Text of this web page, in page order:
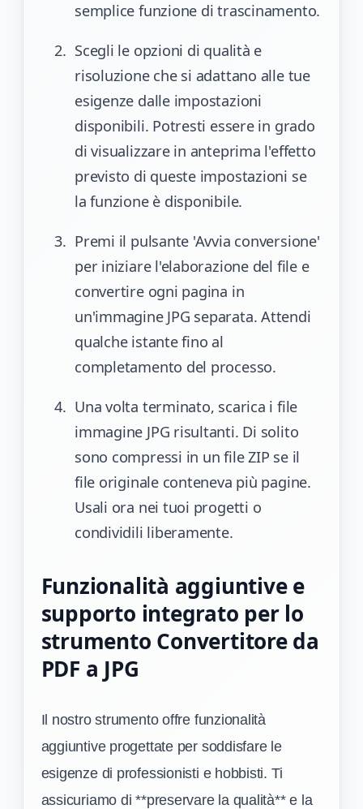
semplice funzione di trascinamento.
Scegli le opzioni di qualità e
risoluzione che si adattano alle tue
esigenze dalle impostazioni
disponibili. Potresti essere in grado
di visualizzare in anteprima l'effetto
previsto di queste impostazioni se
la funzione è disponibile.
Premi il pulsante 'Avvia conversione'
per iniziare l'elaborazione del file e
convertire ogni pagina in
un'immagine JPG separata. Attendi
qualche istante fino al
completamento del processo.
Una volta terminato, scarica i file
immagine JPG risultanti. Di solito
sono compressi in un file ZIP se il
file originale conteneva più pagine.
Usali ora nei tuoi progetti o
condividili liberamente.
Funzionalità aggiuntive e
supporto integrato per lo
strumento Convertitore da
PDF a JPG
Il nostro strumento offre funzionalità
aggiuntive progettate per soddisfare le
esigenze di professionisti e hobbisti. Ti
assicuriamo di **preservare la qualità** e la